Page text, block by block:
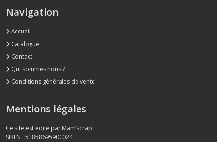
Navigation
Accueil
Catalogue
Contact
Qui sommes nous ?
Conditions générales de vente
Mentions légales
Ce site est édité par Mam’scrap.
SIREN : 53858695900024